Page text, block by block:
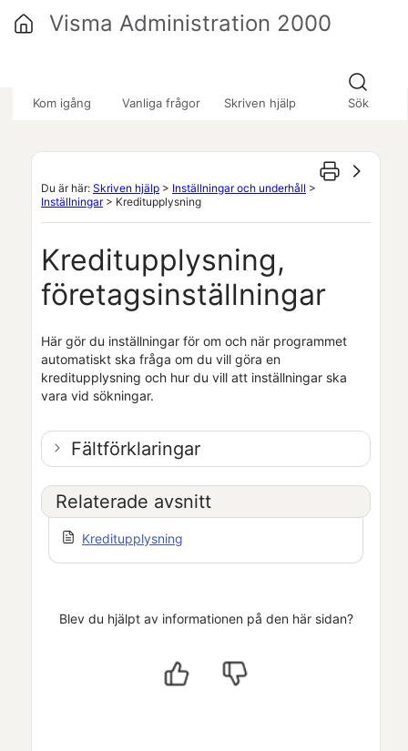
Kom igång Vanliga frågor Skriven hjälp Sök
Visma Administration 2000
Du är här: Skriven hjälp > Inställningar och underhåll >
Inställningar> Kreditupplysning
Kreditupplysning,
företagsinställningar
Här gör du inställningar för om och när programmet
automatiskt ska fråga om du vill göra en
kreditupplysning och hur du vill att inställningar ska
vara vid sökningar.
Fältförklaringar
Relaterade avsnitt
Kreditupplysning
Blev du hjälpt av informationen på den här sidan?